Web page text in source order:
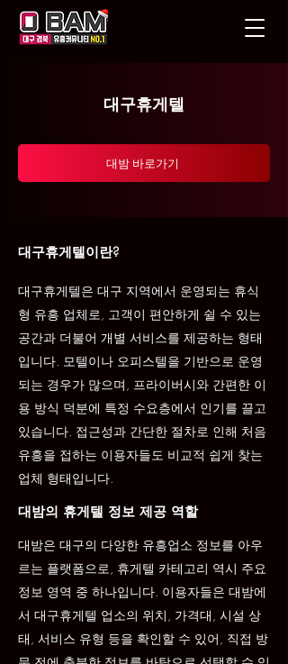
대구휴게텔
대밤 바로가기
대구휴게텔이란?
대구휴게텔은 대구 지역에서 운영되는 휴식
형 유흥 업체로, 고객이 편안하게 쉴 수 있는
공간과 더불어 개별 서비스를 제공하는 형태
입니다. 모텔이나 오피스텔을 기반으로 운영
되는 경우가 많으며, 프라이버시와 간편한 이
용 방식 덕분에 특정 수요층에서 인기를 끌고
있습니다. 접근성과 간단한 절차로 인해 처음
유흥을 접하는 이용자들도 비교적 쉽게 찾는
업체 형태입니다.
대밤의 휴게텔 정보 제공 역할
대밤은 대구의 다양한 유흥업소 정보를 아우
르는 플랫폼으로, 휴게텔 카테고리 역시 주요
정보 영역 중 하나입니다. 이용자들은 대밤에
서 대구휴게텔 업소의 위치, 가격대, 시설 상
태, 서비스 유형 등을 확인할 수 있어, 직접 방